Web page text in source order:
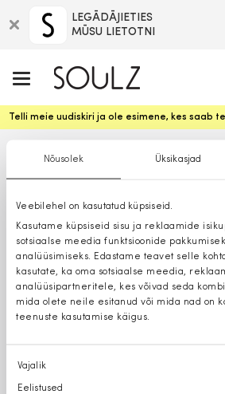
Nõusolek Üksikasjad
Veebilehel on kasutatud küpsiseid.
Kasutame küpsiseid sisu ja reklaamide
sotsiaalse meedia funktsioonide
analüüsimiseks. Edastame teavet selle
kasutate, ka oma sotsiaalse meedia,
analüüsipartneritele, kes võivad seda
mida olete neile esitanud või mida nad on
teenuste kasutamise käigus.
Nõusoleku
valik
Vajalik
Eelistused
LEGĀDĀJIETIES
MŪSU LIETOTNI
Telli meie uudiskiri ja ole esimene, kes saab